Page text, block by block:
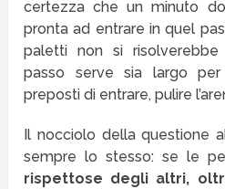
certezza che un minuto
pronta ad entrare in quel
paletti non si
passo serve sia largo
preposti di entrare, pulire
Il nocciolo della questione
sempre lo stesso: se le
rispettose degli altri,